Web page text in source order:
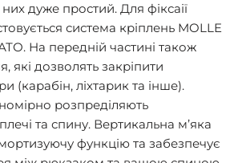
дуже простий. Для фіксаії
система кріплень MOLLE
На передній частині також
які дозволять закріпити
(карабін, ліхтарик та інше).
розпреділяють
та спину. Вертикальна м’яка
функцію та забезпечує